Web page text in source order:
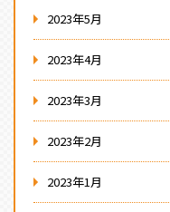
2023年5月
2023年4月
2023年3月
2023年2月
2023年1月